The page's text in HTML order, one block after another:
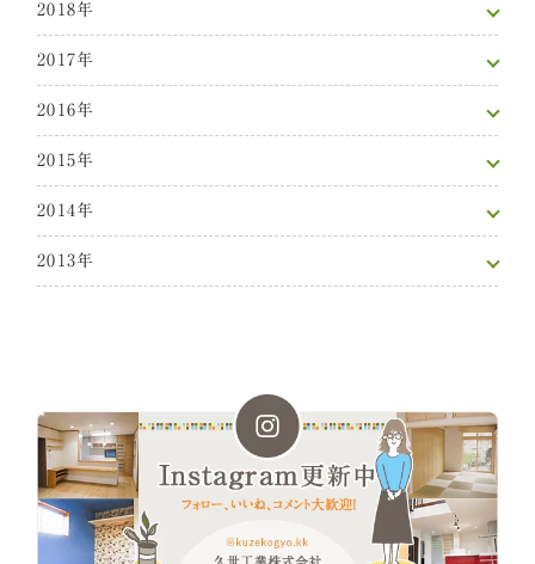
2018年
2017年
2016年
2015年
2014年
2013年